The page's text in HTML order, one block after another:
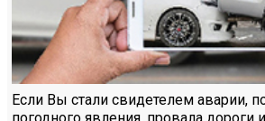
Если Вы стали свидетелем аварии,